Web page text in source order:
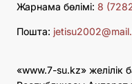
Жарнама бөлімі: 8
Пошта:
«www.7-su.kz» желілік